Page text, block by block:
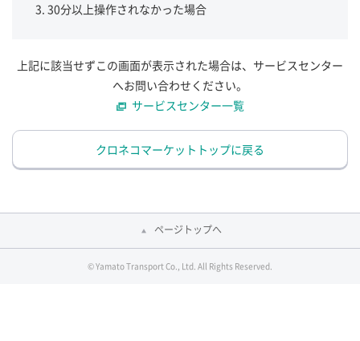
30分以上操作されなかった場合
上記に該当せずこの画面が表示された場合は、サービスセンター
へお問い合わせください。
サービスセンター一覧
クロネコマーケットトップに戻る
ページトップへ
© Yamato Transport Co., Ltd. All Rights Reserved.